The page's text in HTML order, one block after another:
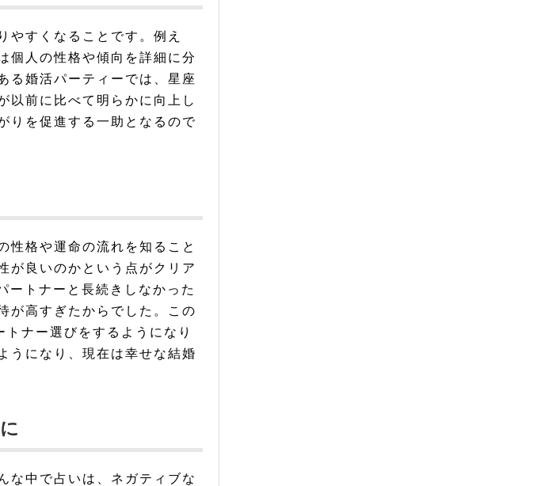
やすくなることです。例え
個人の性格や傾向を詳細に分
る婚活パーティーでは、星座
以前に比べて明らかに向上し
りを促進する一助となるので
性格や運命の流れを知ること
が良いのかという点がクリア
ートナーと長続きしなかった
が高すぎたからでした。この
ナー選びをするようになり
うになり、現在は幸せな結婚
な中で占いは、ネガティブな